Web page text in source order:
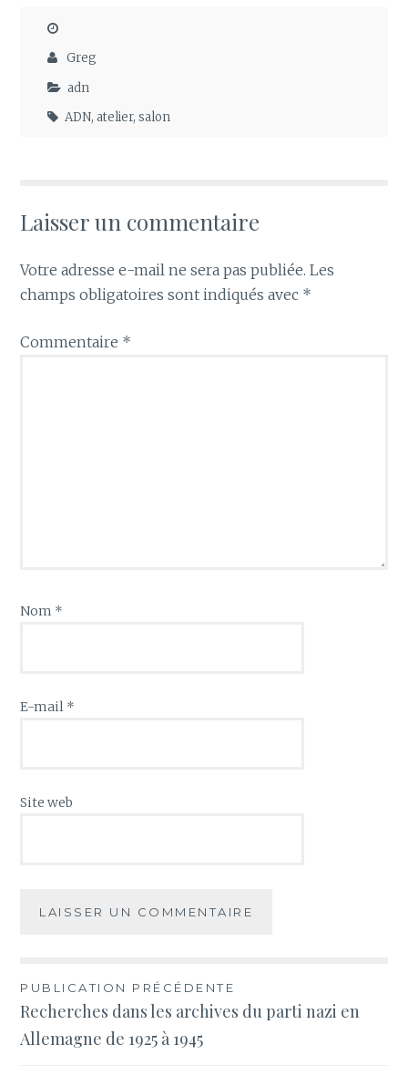
Greg
adn
ADN,atelier,salon
Laisser un commentaire
Votre adresse e-mail ne sera pas publiée. Les
champs obligatoires sont indiqués avec *
Commentaire *
Nom *
E-mail *
Site web
Navigation
de
l’article
PUBLICATION PRÉCÉDENTE
Recherches dans les archives du parti nazi en
Allemagne de 1925 à 1945